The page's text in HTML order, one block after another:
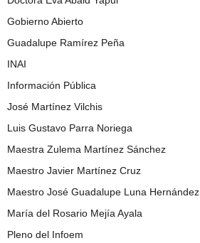
Gobierno Abierto
Guadalupe Ramírez Peña
INAI
Información Pública
José Martínez Vilchis
Luis Gustavo Parra Noriega
Maestra Zulema Martínez Sánchez
Maestro Javier Martínez Cruz
Maestro José Guadalupe Luna Hernández
María del Rosario Mejía Ayala
Pleno del Infoem